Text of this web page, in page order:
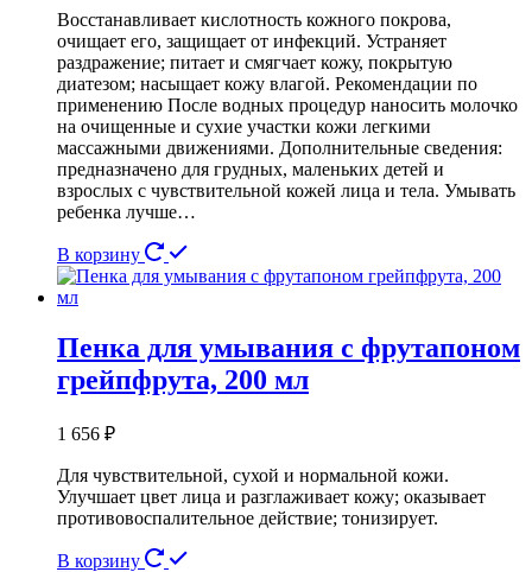
Восстанавливает кислотность кожного покрова,
очищает его, защищает от инфекций. Устраняет
раздражение; питает и смягчает кожу, покрытую
диатезом; насыщает кожу влагой. Рекомендации по
применению После водных процедур наносить молочко
на очищенные и сухие участки кожи легкими
массажными движениями. Дополнительные сведения:
предназначено для грудных, маленьких детей и
взрослых с чувствительной кожей лица и тела. Умывать
ребенка лучше…
В корзину
Пенка для умывания с фрутапоном
грейпфрута, 200 мл
1 656 ₽
Для чувствительной, сухой и нормальной кожи.
Улучшает цвет лица и разглаживает кожу; оказывает
противовоспалительное действие; тонизирует.
В корзину